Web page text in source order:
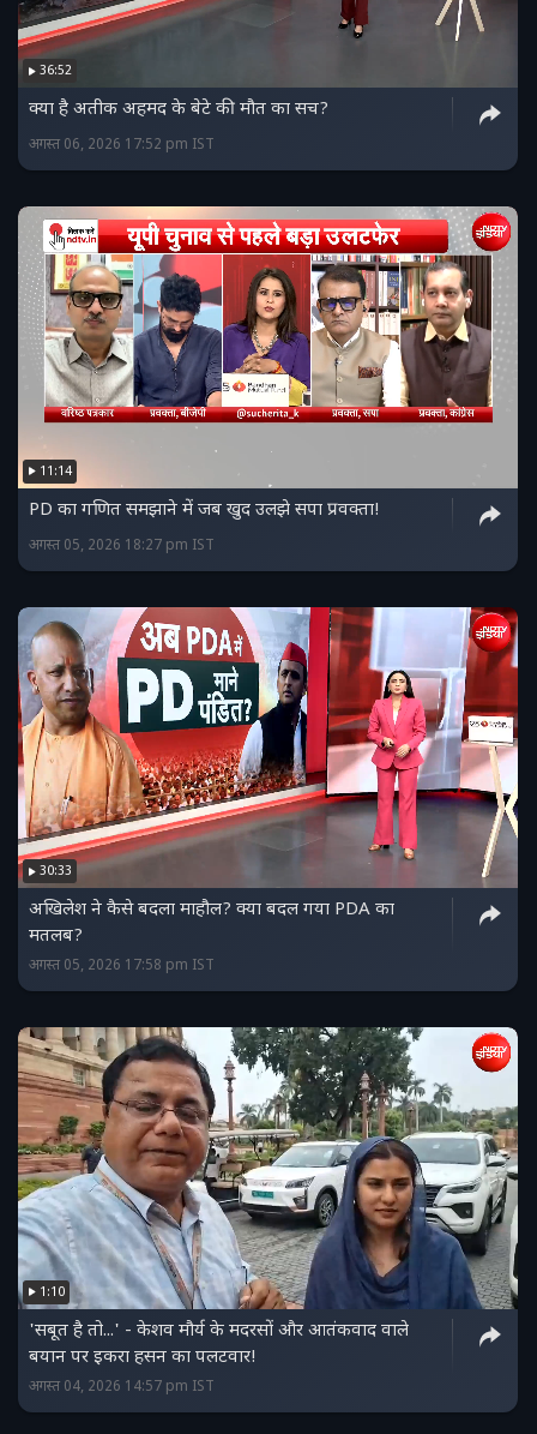
36:52
क्या है अतीक अहमद के बेटे की मौत का सच?
अगस्त 06, 2026 17:52 pm IST
11:14
PD का गणित समझाने में जब खुद उलझे सपा प्रवक्ता!
अगस्त 05, 2026 18:27 pm IST
30:33
अखिलेश ने कैसे बदला माहौल? क्या बदल गया PDA का
मतलब?
अगस्त 05, 2026 17:58 pm IST
1:10
'सबूत है तो...' - केशव मौर्य के मदरसों और आतंकवाद वाले
बयान पर इकरा हसन का पलटवार!
अगस्त 04, 2026 14:57 pm IST